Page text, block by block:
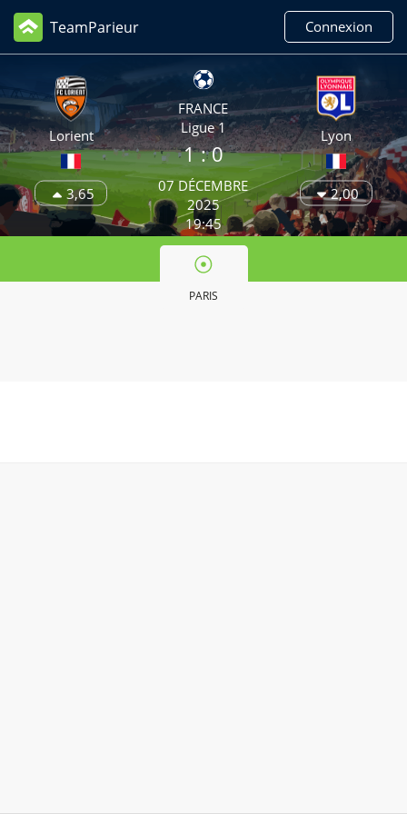
TeamParieur Connexion
Lorient
3,65
FRANCE
Ligue 1
1: 0
07 DÉCEMBRE
2025
19:45
Lyon
2,00
PARIS